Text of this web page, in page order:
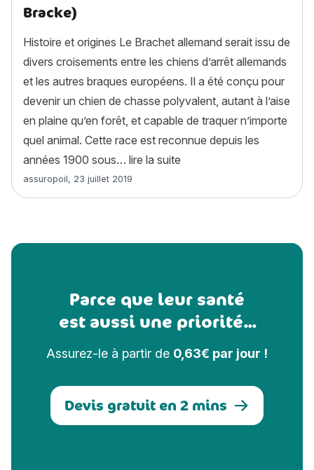
Bracke)
Histoire et origines Le Brachet allemand serait issu de
divers croisements entre les chiens d’arrêt allemands
et les autres braques européens. Il a été conçu pour
devenir un chien de chasse polyvalent, autant à l’aise
en plaine qu’en forêt, et capable de traquer n’importe
quel animal. Cette race est reconnue depuis les
années 1900 sous… lire la suite
Article rédigé par
assuropoil, 23 juillet 2019
Parce que leur santé
est aussi une priorité...
Assurez-le à partir de 0,63€ par jour !
Devis gratuit en 2 mins